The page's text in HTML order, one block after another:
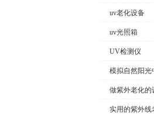
uv老化设备
uv光照箱
UV检测仪
模拟自然阳光
做紫外老化的
实用的紫外线